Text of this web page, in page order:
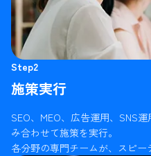
Step2
施策実行
SEO、MEO、広告運用、SNS
み合わせて施策を実行。
各分野の専門チームが、スピー